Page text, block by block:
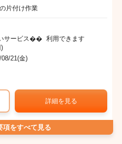
片付け作業
サービス�� 利用できます
21(金)
詳細を見る
項をすべて見る